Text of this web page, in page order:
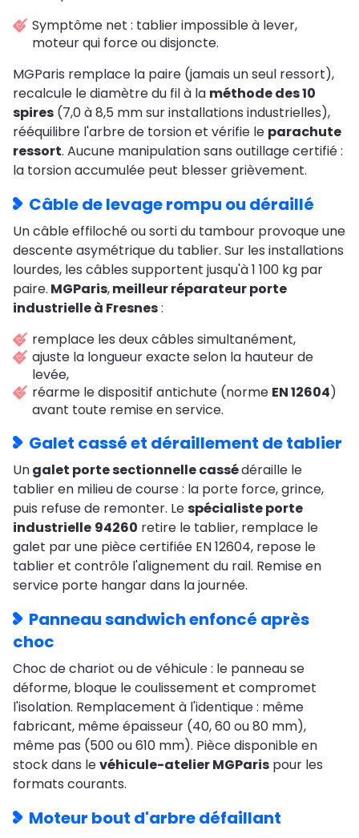
Symptôme net : tablier impossible à lever,
moteur qui force ou disjoncte.
MGParis remplace la paire (jamais un seul ressort),
recalcule le diamètre du fil à la méthode des 10
spires (7,0 à 8,5 mm sur installations industrielles),
rééquilibre l'arbre de torsion et vérifie le parachute
ressort. Aucune manipulation sans outillage certifié :
la torsion accumulée peut blesser grièvement.
Câble de levage rompu ou déraillé
Un câble effiloché ou sorti du tambour provoque une
descente asymétrique du tablier. Sur les installations
lourdes, les câbles supportent jusqu'à 1 100 kg par
paire. MGParis,meilleur réparateur porte
industrielle à Fresnes:
remplace les deux câbles simultanément,
ajuste la longueur exacte selon la hauteur de
levée,
réarme le dispositif antichute (norme EN 12604)
avant toute remise en service.
Galet cassé et déraillement de tablier
Ungalet porte sectionnelle cassédéraille le
tablier en milieu de course : la porte force, grince,
puis refuse de remonter. Lespécialiste porte
industrielle 94260 retire le tablier, remplace le
galet par une pièce certifiée EN 12604, repose le
tablier et contrôle l'alignement du rail. Remise en
service porte hangar dans la journée.
Panneau sandwich enfoncé après
choc
Choc de chariot ou de véhicule : le panneau se
déforme, bloque le coulissement et compromet
l'isolation. Remplacement à l'identique : même
fabricant, même épaisseur (40, 60 ou 80 mm),
même pas (500 ou 610 mm). Pièce disponible en
stock dans levéhicule-atelier MGParis pour les
formats courants.
Moteur bout d'arbre défaillant